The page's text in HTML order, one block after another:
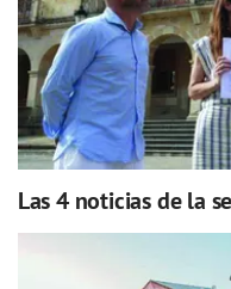
Las 4 noticias de la